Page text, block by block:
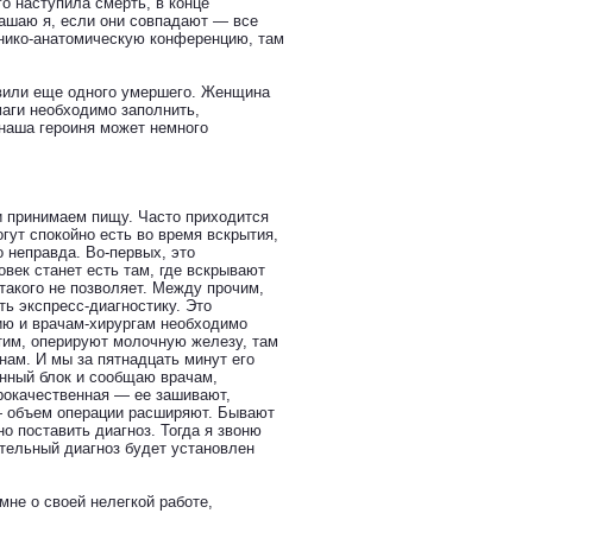
я, если они совпадают — все
анатомическую конференцию, там
еще одного умершего. Женщина
необходимо заполнить,
героиня может немного
пищу. Часто приходится
спокойно есть во время вскрытия,
Во-первых, это
станет есть там, где вскрывают
не позволяет. Между прочим,
экспресс-диагностику. Это
и врачам-хирургам необходимо
оперируют молочную железу, там
И мы за пятнадцать минут его
блок и сообщаю врачам,
— ее зашивают,
объем операции расширяют. Бывают
поставить диагноз. Тогда я звоню
диагноз будет установлен
о своей нелегкой работе,